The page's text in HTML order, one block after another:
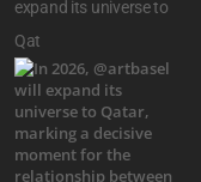
expand its universe to
Qat